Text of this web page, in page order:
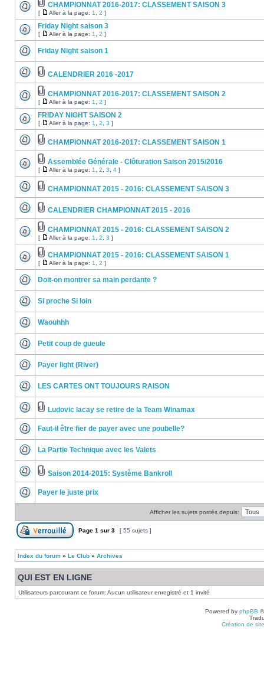
CHAMPIONNAT 2016-2017: CLASSEMENT SAISON 3
[ Aller à la page: 1 2 ]
Friday Night saison 3
[ Aller à la page: 1 2 ]
Friday Night saison 1
CALENDRIER 2016 -2017
CHAMPIONNAT 2016-2017: CLASSEMENT SAISON 2
[ Aller à la page: 1 2 ]
FRIDAY NIGHT SAISON 2
[ Aller à la page: 1 2 3 ]
CHAMPIONNAT 2016-2017: CLASSEMENT SAISON 1
Assemblée Générale - Clôturation Saison 2015/2016
[ Aller à la page: 1 2 3 4 ]
CHAMPIONNAT 2015 - 2016: CLASSEMENT SAISON 3
CALENDRIER CHAMPIONNAT 2015 - 2016
CHAMPIONNAT 2015 - 2016: CLASSEMENT SAISON 2
[ Aller à la page: 1 2 3 ]
CHAMPIONNAT 2015 - 2016: CLASSEMENT SAISON 1
[ Aller à la page: 1 2 ]
Doit-on montrer sa main perdante ?
Si proche Si loin
Waouhhh
Petit coup de gueule
Payer light (River)
LES CARTES ONT TOUJOURS RAISON
Ludovic lacay se retire de la Team Winamax
Faut-il être fier de payer avec une poubelle?
La Partie Technique avec les Valets
Saison 2014-2015: Système Bankroll
Payer le juste prix
Afficher les sujets postés depuis:
Page 1 sur 3 [ 55 sujets ]
Index du forum » Le Club » Archives
QUI EST EN LIGNE
Utilisateurs parcourant ce forum: Aucun utilisateur enregistré et 1 invité
Powered by phpBB
Création de